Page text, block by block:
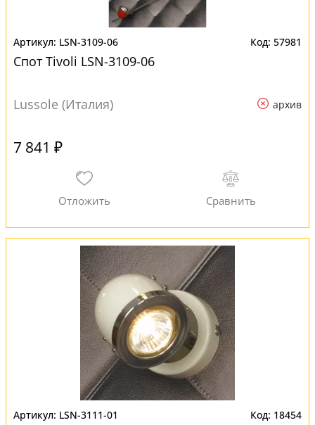
LSN-3109-06 57981
Спот Tivoli LSN-3109-06
Lussole (Италия) архив
7 841 ₽
LSN-3111-01 18454